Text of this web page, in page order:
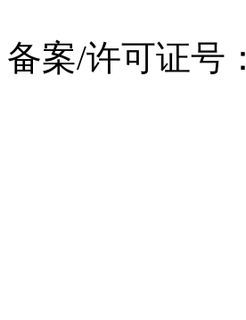
备案/许可证号：